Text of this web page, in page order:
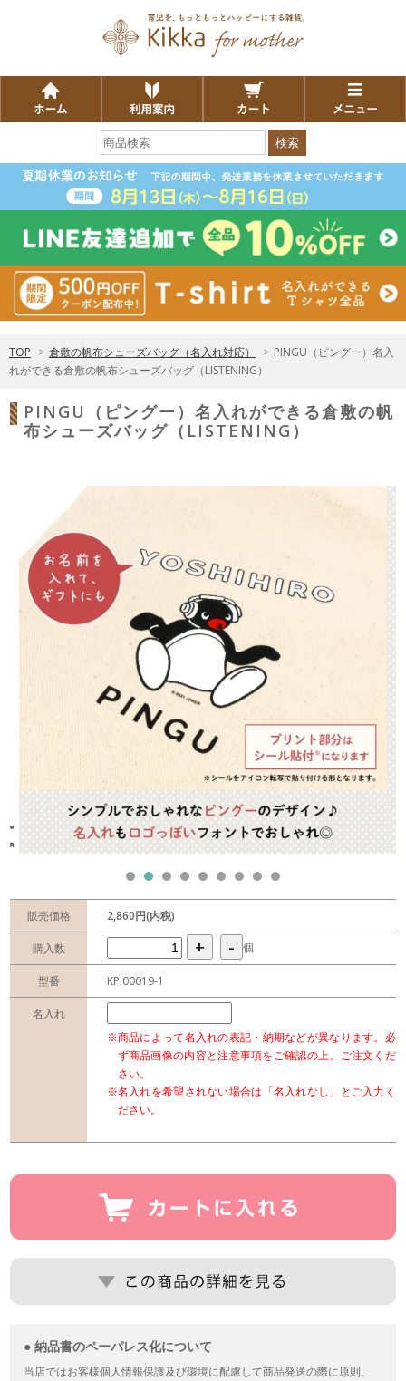
検索
TOP > 倉敷の帆布シューズバッグ（名入れ対応） > PINGU（ピングー）名入
れができる倉敷の帆布シューズバッグ（LISTENING）
PINGU（ピングー）名入れができる倉敷の帆
布シューズバッグ（LISTENING）
販売価格 2,860円(内税)
購入数 + - 個
型番 KPI00019-1
名入れ
※商品によって名入れの表記・納期などが異なります。必
ず商品画像の内容と注意事項をご確認の上、ご注文くだ
さい。
※名入れを希望されない場合は「名入れなし」とご入力く
ださい。
● 納品書のペーパレス化について
当店ではお客様個人情報保護及び環境に配慮して商品発送の際に原則、